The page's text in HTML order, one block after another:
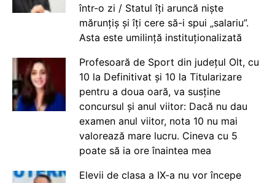
într-o zi / Statul îți aruncă niște
mărunțiș și îți cere să-i spui „salariu”.
Asta este umilință instituționalizată
Profesoară de Sport din județul Olt, cu
10 la Definitivat și 10 la Titularizare
pentru a doua oară, va susține
concursul și anul viitor: Dacă nu dau
examen anul viitor, nota 10 nu mai
valorează mare lucru. Cineva cu 5
poate să ia ore înaintea mea
Elevii de clasa a IX-a nu vor începe